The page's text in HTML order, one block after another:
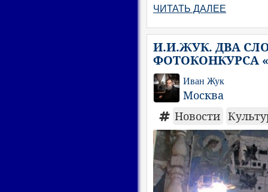
ЧИТАТЬ ДАЛЕЕ
И.И.ЖУК. ДВА
ФОТОКОНКУРСА
Иван Жук
Москва
Новости